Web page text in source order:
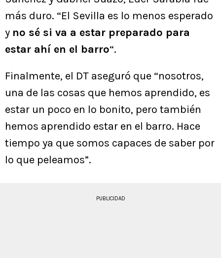
más duro. “El Sevilla es lo menos esperado
y no sé si va a estar preparado para
estar ahí en el barro“.
Finalmente, el DT aseguró que “nosotros,
una de las cosas que hemos aprendido, es
estar un poco en lo bonito, pero también
hemos aprendido estar en el barro. Hace
tiempo ya que somos capaces de saber por
lo que peleamos”.
PUBLICIDAD